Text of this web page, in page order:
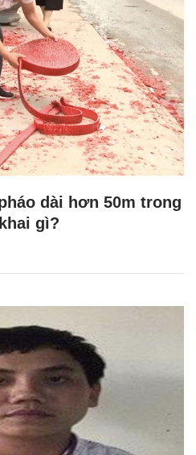
dài hơn 50m trong
gì?